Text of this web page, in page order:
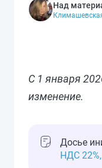
Над
С 1 января
изменение.
Досье
НДС